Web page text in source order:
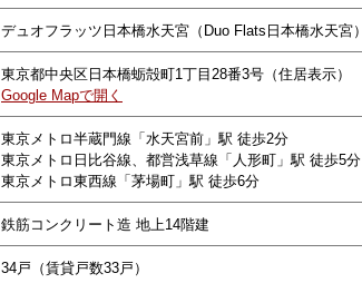
デュオフラッツ日本橋水天宮（Duo Flats日本橋水天宮）
東京都中央区日本橋蛎殻町1丁目28番3号（住居表示）
Google Mapで開く
東京メトロ半蔵門線「水天宮前」駅 徒歩2分
東京メトロ日比谷線、都営浅草線「人形町」駅 徒歩5分
東京メトロ東西線「茅場町」駅 徒歩6分
鉄筋コンクリート造 地上14階建
34戸（賃貸戸数33戸）